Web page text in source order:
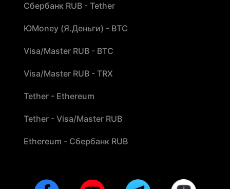
Сбербанк RUB - Tether
ЮMoney (Я.Деньги) - BTC
Visa/Master RUB - BTC
Visa/Master RUB - TRX
Tether - Ethereum
Tether - Visa/Master RUB
Ethereum - Сбербанк RUB